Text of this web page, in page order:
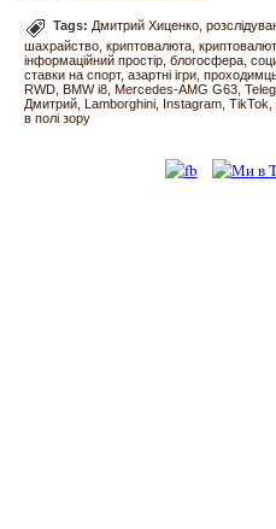
Tags:Дмитрий Хиценко
шахрайство криптовалюта
інформаційний простір блогосфера
ставки на спорт азартні ігри
RWD BMW i8 Mercedes-AMG G63
Дмитрий Lamborghini Instagram TikTok
в полі зору